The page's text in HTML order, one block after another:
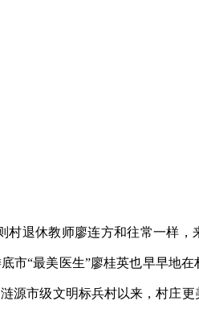
村退休教师廖连方和往常一样
市“最美医生”廖桂英也早早地
源市级文明标兵村以来，村庄